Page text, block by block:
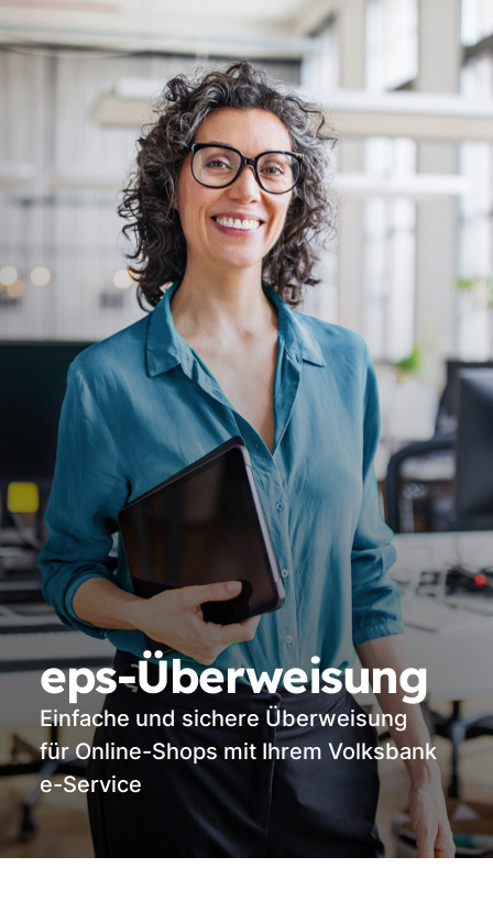
eps-Überweisung
Einfache und sichere Überweisung
für Online-Shops mit Ihrem Volksbank
e-Service